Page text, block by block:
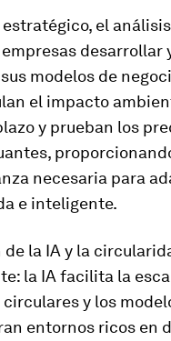
el
desarrollar
modelos de
el impacto
y prueban los
necesaria para
e inteligente.
la IA y la
la IA facilita la
y los
entornos ricos en